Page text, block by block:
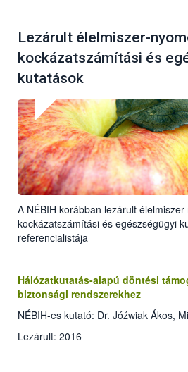
Lezárult élelmiszer-
kockázatszámítási és
kutatások
A NÉBIH korábban lezárult
kockázatszámítási és egészségügyi
referencialistája
Hálózatkutatás-alapú döntési
biztonsági rendszerekhez
NÉBIH-es kutató: Dr. Jóźwiak Ákos,
Lezárult: 2016